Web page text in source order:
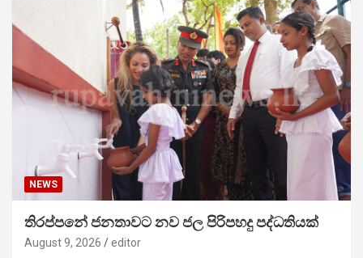
NEWS
තිරප්පනේ ජනතාවට නව ජල පිරිපහදු පද්ධතියක්
August 9, 2026 editor